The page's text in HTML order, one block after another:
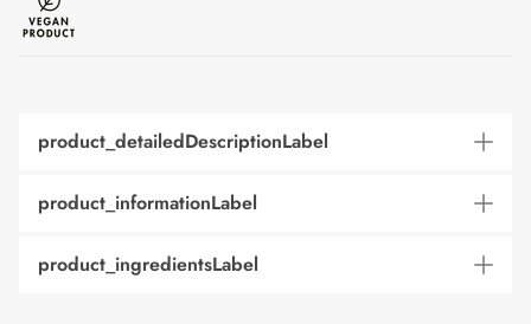
product_detailedDescriptionLabel
product_informationLabel
product_ingredientsLabel